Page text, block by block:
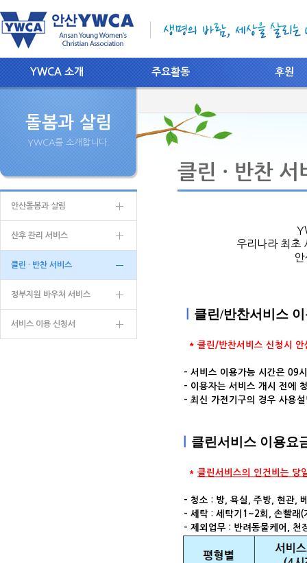
YWCA를 소개합니다.
돌봄과 살림
안산돌봄과 살림
산후 관리 서비스
클린 · 반찬 서비스
정부지원 바우처 서비스
서비스 이용 신청서
YWCA 소개 주요활동 후원
우리나라 최초
클린/반찬서비스
* 클린/반찬서비스 신청시 안
- 서비스 이용가능 시간은 09
- 이용자는 서비스 개시 전에
- 최신 가전기구의 경우 사용
클린서비스 이용요
* 클린서비스의 인건비는 당
- 청소 : 방, 욕실, 주방, 현관,
- 세탁 : 세탁기1~2회, 손빨래(
- 제외업무 : 반려동물케어, 천